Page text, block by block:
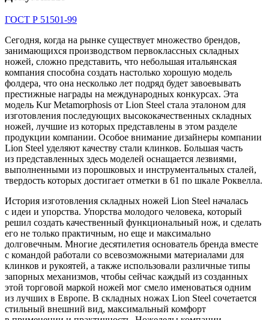
ГОСТ Р 51501-99
Сегодня, когда на рынке существует множество брендов,
занимающихся производством первоклассных складных
ножей, сложно представить, что небольшая итальянская
компания способна создать настолько хорошую модель
фолдера, что она несколько лет подряд будет завоевывать
престижные награды на международных конкурсах. Эта
модель Kur Metamorphosis от Lion Steel стала эталоном для
изготовления последующих высококачественных складных
ножей, лучшие из которых представлены в этом разделе
продукции компании. Особое внимание дизайнеры компании
Lion Steel уделяют качеству стали клинков. Большая часть
из представленных здесь моделей оснащается лезвиями,
выполненными из порошковых и инструментальных сталей,
твердость которых достигает отметки в 61 по шкале Роквелла.
История изготовления складных ножей Lion Steel началась
с идеи и упорства. Упорства молодого человека, который
решил создать качественный функциональный нож, и сделать
его не только практичным, но еще и максимально
долговечным. Многие десятилетия основатель бренда вместе
с командой работали со всевозможными материалами для
клинков и рукоятей, а также использовали различные типы
запорных механизмов, чтобы сейчас каждый из созданных
этой торговой маркой ножей мог смело именоваться одним
из лучших в Европе. В складных ножах Lion Steel сочетается
стильный внешний вид, максимальный комфорт